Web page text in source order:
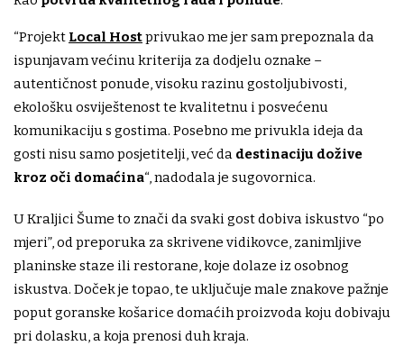
“Projekt Local Hostprivukao me jer sam prepoznala da
ispunjavam većinu kriterija za dodjelu oznake –
autentičnost ponude, visoku razinu gostoljubivosti,
ekološku osviještenost te kvalitetnu i posvećenu
komunikaciju s gostima. Posebno me privukla ideja da
gosti nisu samo posjetitelji, već da destinaciju dožive
kroz oči domaćina“, nadodala je sugovornica.
U Kraljici Šume to znači da svaki gost dobiva iskustvo “po
mjeri”, od preporuka za skrivene vidikovce, zanimljive
planinske staze ili restorane, koje dolaze iz osobnog
iskustva. Doček je topao, te uključuje male znakove pažnje
poput goranske košarice domaćih proizvoda koju dobivaju
pri dolasku, a koja prenosi duh kraja.